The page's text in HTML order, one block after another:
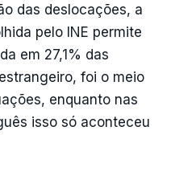
das deslocações, a
pelo INE permite
em 27,1% das
foi o meio
enquanto nas
isso só aconteceu